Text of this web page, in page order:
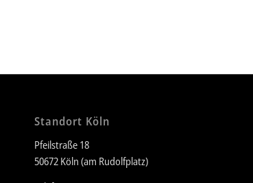
Standort Köln
Pfeilstraße 18
50672 Köln (am Rudolfplatz)